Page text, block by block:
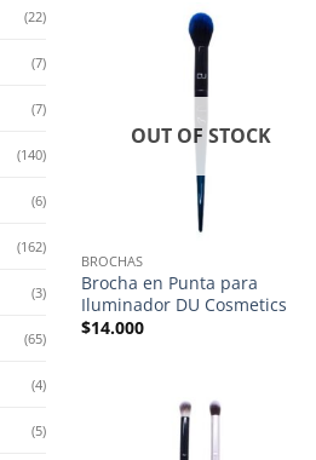
(22)
(7)
(7)
(140)
(6)
(162)
(3)
(65)
(4)
(5)
OUT OF STOCK
BROCHAS
Brocha en Punta para
Iluminador DU Cosmetics
$14.000